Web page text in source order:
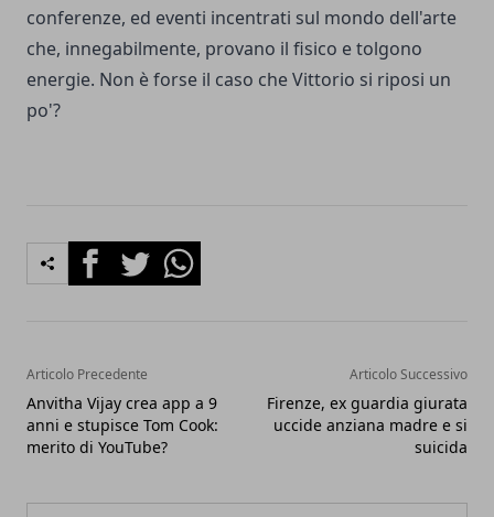
conferenze, ed eventi incentrati sul mondo dell'arte
che, innegabilmente, provano il fisico e tolgono
energie. Non è forse il caso che Vittorio si riposi un
po'?
FacebookTwitterWhatsapp
Articolo Precedente
Anvitha Vijay crea app a 9
anni e stupisce Tom Cook:
merito di YouTube?
Articolo Successivo
Firenze, ex guardia giurata
uccide anziana madre e si
suicida